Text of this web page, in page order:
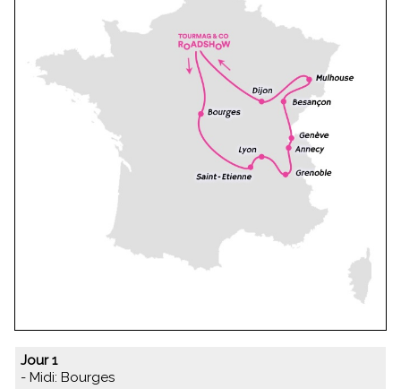
Jour 1
- Midi: Bourges